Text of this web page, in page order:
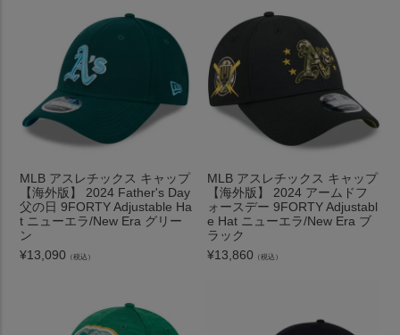
MLB アスレチックス キャップ
【海外版】 2024 Father's Day
父の日 9FORTY Adjustable Ha
t ニューエラ/New Era グリー
ン
¥13,090 （税込）
MLB アスレチックス キャップ
【海外版】 2024 アームドフ
ォースデー 9FORTY Adjustabl
e Hat ニューエラ/New Era ブ
ラック
¥13,860 （税込）